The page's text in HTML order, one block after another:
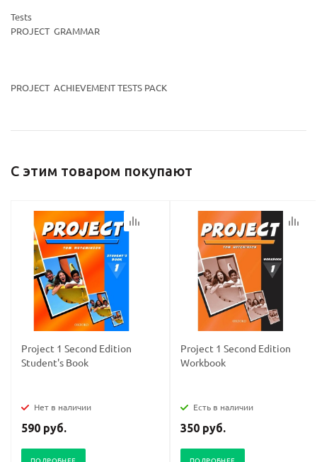
Tests
PROJECT GRAMMAR
PROJECT ACHIEVEMENT TESTS PACK
С этим товаром покупают
Project 1 Second Edition
Student's Book
Нет в наличии
590 руб.
Project 1 Second Edition
Workbook
Есть в наличии
350 руб.